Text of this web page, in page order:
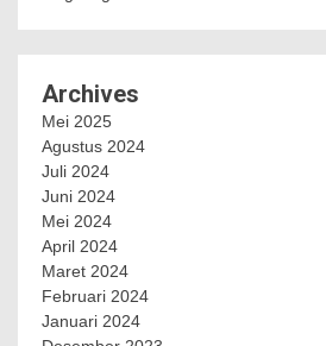
Archives
Mei 2025
Agustus 2024
Juli 2024
Juni 2024
Mei 2024
April 2024
Maret 2024
Februari 2024
Januari 2024